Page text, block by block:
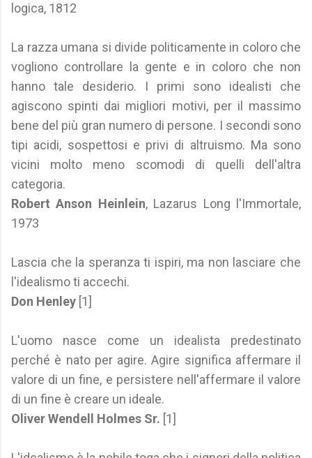
logica, 1812
La razza umana si divide politicamente in coloro che
vogliono controllare la gente e in coloro che non
hanno tale desiderio. I primi sono idealisti che
agiscono spinti dai migliori motivi, per il massimo
bene del più gran numero di persone. I secondi sono
tipi acidi, sospettosi e privi di altruismo. Ma sono
vicini molto meno scomodi di quelli dell'altra
categoria.
Robert Anson Heinlein, Lazarus Long l'Immortale,
1973
Lascia che la speranza ti ispiri, ma non lasciare che
l'idealismo ti accechi.
Don Henley [1]
L'uomo nasce come un idealista predestinato
perché è nato per agire. Agire significa affermare il
valore di un fine, e persistere nell'affermare il valore
di un fine è creare un ideale.
Oliver Wendell Holmes Sr. [1]